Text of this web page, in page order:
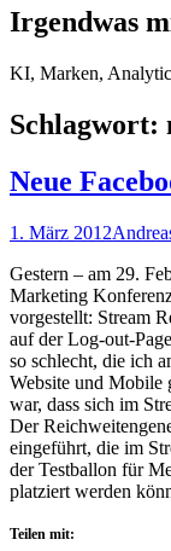
Irgendwas
KI, Marken,
Schlagwort:
Neue
Posted
1. März 2012Autor
Gestern – am 29.
Marketing
vorgestellt: Stream
auf der Log-out-
so schlecht, die ich
Website und Mobile
war, dass sich im
Der
eingeführt, die im
der Testballon für
platziert werden
Teilen mit: